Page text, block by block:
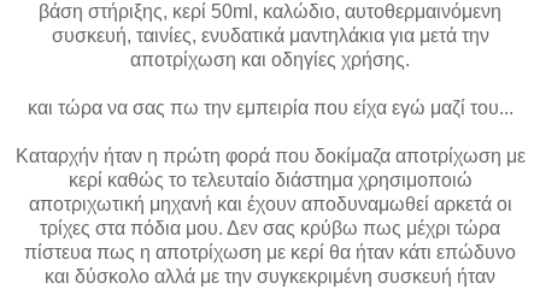
βάση στήριξης, κερί 50ml, καλώδιο, αυτοθερμαινόμενη
συσκευή, ταινίες, ενυδατικά μαντηλάκια για μετά την
αποτρίχωση και οδηγίες χρήσης.
και τώρα να σας πω την εμπειρία που είχα εγώ μαζί του...
Καταρχήν ήταν η πρώτη φορά που δοκίμαζα αποτρίχωση με
κερί καθώς το τελευταίο διάστημα χρησιμοποιώ
αποτριχωτική μηχανή και έχουν αποδυναμωθεί αρκετά οι
τρίχες στα πόδια μου. Δεν σας κρύβω πως μέχρι τώρα
πίστευα πως η αποτρίχωση με κερί θα ήταν κάτι επώδυνο
και δύσκολο αλλά με την συγκεκριμένη συσκευή ήταν